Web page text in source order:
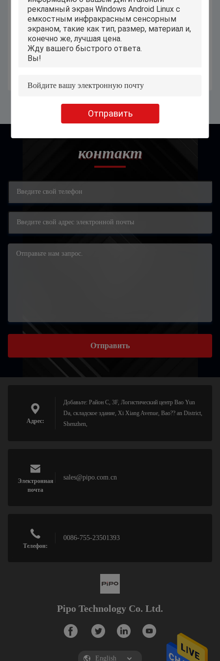
Отправить
Ноутбуки 15,6 дюймов
изготовленные на заказ, ноутбук
тетради студента 10000mAh для
ноутбука FHD восьмого I3 I5 I7
контакт
Отправить
Адрес:
Добавьте: Район C, 3F, Логистический центр Bao Yun
Da, складское здание, Xi Xiang Avenue, Bao?? an District,
Shenzhen,
Электронная
почта
sales@pipo.com.cn
Телефон:
0086-755-23501393
Pipo Technology Co. Ltd.